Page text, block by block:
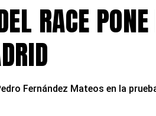
RACE
Fernández Mateos en la